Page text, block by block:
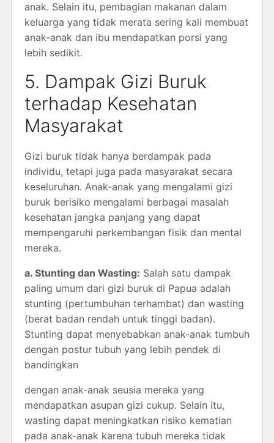
anak. Selain itu, pembagian makanan dalam
keluarga yang tidak merata sering kali membuat
anak-anak dan ibu mendapatkan porsi yang
lebih sedikit.
5. Dampak Gizi Buruk
terhadap Kesehatan
Masyarakat
Gizi buruk tidak hanya berdampak pada
individu, tetapi juga pada masyarakat secara
keseluruhan. Anak-anak yang mengalami gizi
buruk berisiko mengalami berbagai masalah
kesehatan jangka panjang yang dapat
mempengaruhi perkembangan fisik dan mental
mereka.
a. Stunting dan Wasting: Salah satu dampak
paling umum dari gizi buruk di Papua adalah
stunting (pertumbuhan terhambat) dan wasting
(berat badan rendah untuk tinggi badan).
Stunting dapat menyebabkan anak-anak tumbuh
dengan postur tubuh yang lebih pendek di
bandingkan
dengan anak-anak seusia mereka yang
mendapatkan asupan gizi cukup. Selain itu,
wasting dapat meningkatkan risiko kematian
pada anak-anak karena tubuh mereka tidak